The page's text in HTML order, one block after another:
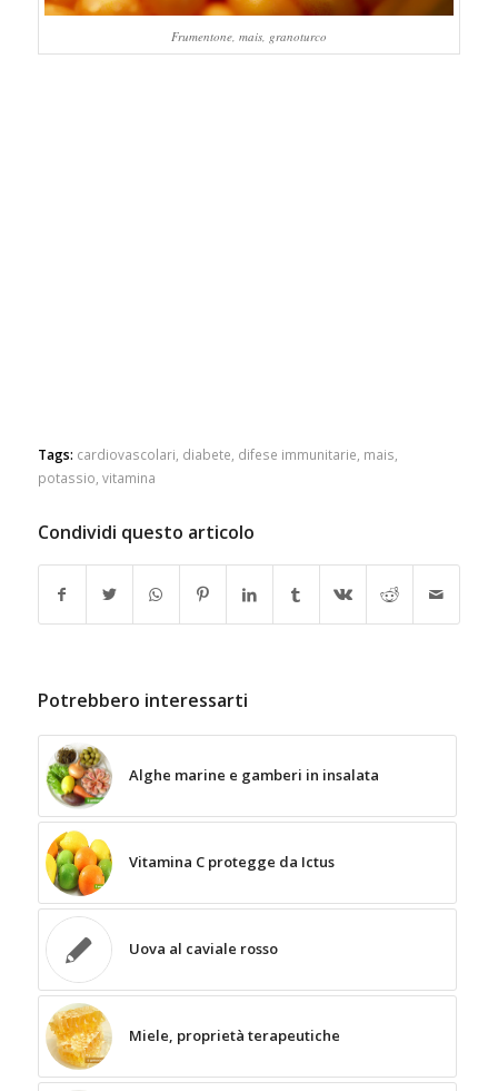
Frumentone, mais, granoturco
Tags: cardiovascolari diabete difese immunitarie mais
potassio vitamina
Condividi questo articolo
Potrebbero interessarti
Alghe marine e gamberi in insalata
Vitamina C protegge da Ictus
Uova al caviale rosso
Miele, proprietà terapeutiche